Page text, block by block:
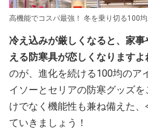
高機能でコスパ最強！ 冬を乗り切る100
冷え込みが厳しくなると、家
える防寒具が恋しくなりますよ
のが、進化を続ける100均のア
イソーとセリアの防寒グッズ
けでなく機能性も兼ね備えた
ていきましょう！